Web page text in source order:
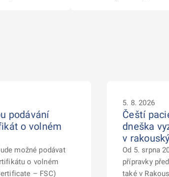
podávání
o volném
možné podávat
o volném
– FSC)
5. 8. 2026
Čeští
dneška
v
Od 5. srpna
přípravky
také v